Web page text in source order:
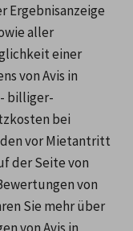
Ergebnisanzeige
aller
einer
von Avis in
billiger-
bei
vor Mietantritt
der Seite von
von
Sie mehr über